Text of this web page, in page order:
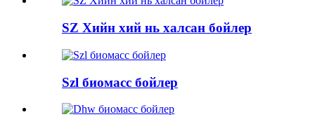
SZ Хийн хий нь халсан бойлер
Szl биомасс бойлер